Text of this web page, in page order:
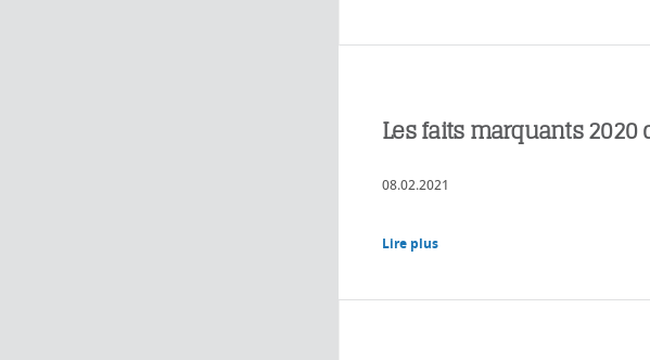
Les faits marquants 2020
08.02.2021
Lire plus